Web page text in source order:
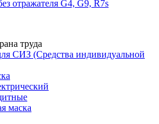
отражателя G4, G9, R7s
труда
СИЗ (Средства индивидуальной
маска